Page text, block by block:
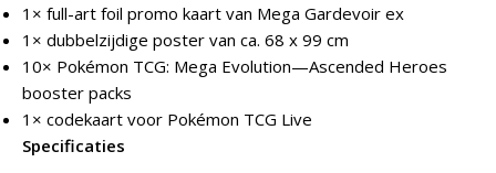
1× full-art foil promo kaart van Mega Gardevoir ex
1× dubbelzijdige poster van ca. 68 x 99 cm
10× Pokémon TCG: Mega Evolution—Ascended Heroes
booster packs
1× codekaart voor Pokémon TCG Live
Specificaties